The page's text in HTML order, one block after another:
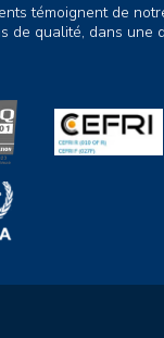
témoignent de
de qualité, dans une